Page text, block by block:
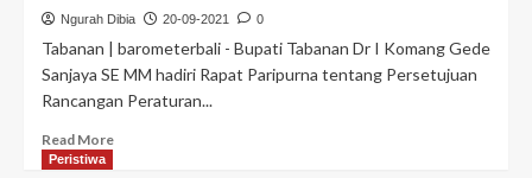
Ngurah Dibia 20-09-2021 0
Tabanan | barometerbali - Bupati Tabanan Dr I Komang Gede
Sanjaya SE MM hadiri Rapat Paripurna tentang Persetujuan
Rancangan Peraturan...
Read More
Peristiwa